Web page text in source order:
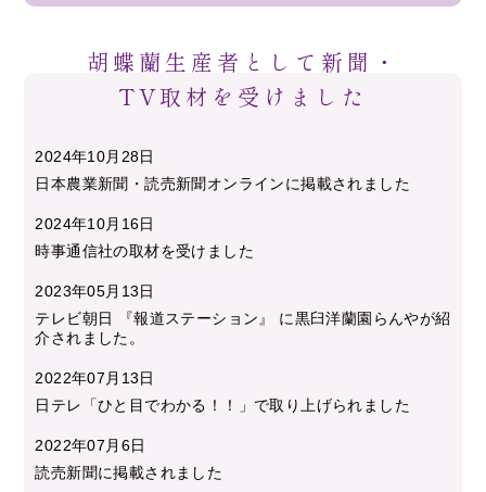
胡蝶蘭生産者として新聞・
TV取材を受けました
2024年10月28日
日本農業新聞・読売新聞オンラインに掲載されました
2024年10月16日
時事通信社の取材を受けました
2023年05月13日
テレビ朝日 『報道ステーション』 に黒臼洋蘭園らんやが紹
介されました。
2022年07月13日
日テレ「ひと目でわかる！！」で取り上げられました
2022年07月6日
読売新聞に掲載されました